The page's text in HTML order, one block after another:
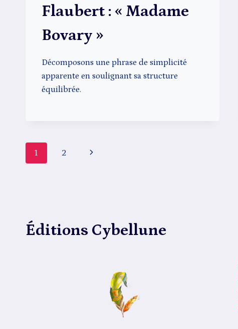
Flaubert : « Madame
Bovary »
Décomposons une phrase de simplicité
apparente en soulignant sa structure
équilibrée.
Navigation
1 2
Page
Éditions Cybellune